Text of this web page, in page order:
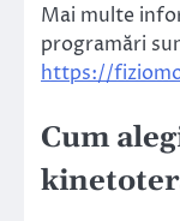
Mai multe
programări
https://
Cum